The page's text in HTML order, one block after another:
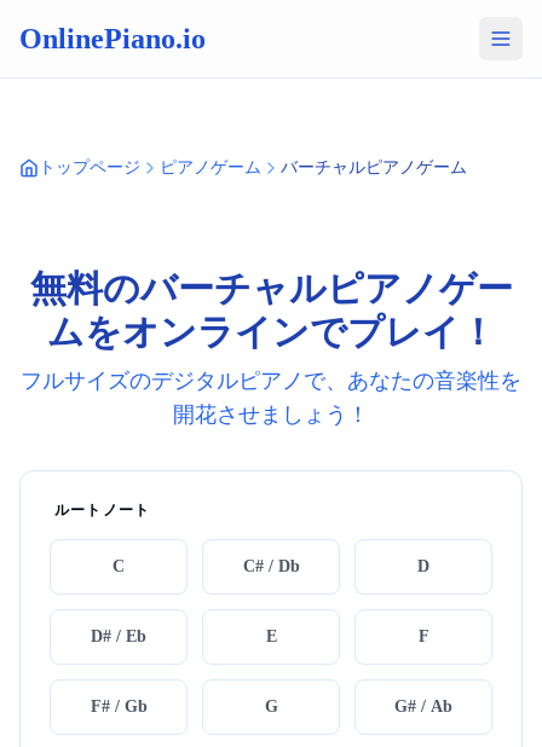
OnlinePiano.io
トップページ ピアノゲーム バーチャルピアノゲーム
無料のバーチャルピアノゲー
ムをオンラインでプレイ！
フルサイズのデジタルピアノで、あなたの音楽性を
開花させましょう！
ルートノート
C C# / Db D
D# / Eb E F
F# / Gb G G# / Ab